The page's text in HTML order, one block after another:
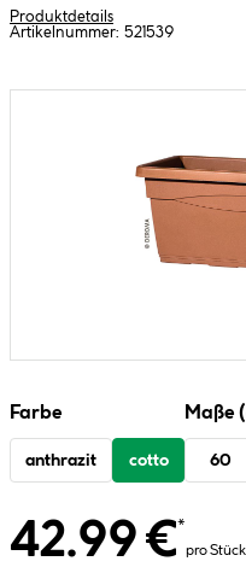
Produktdetails
Artikelnummer: 521539
Farbe
anthrazit cotto
Maße
60
42.99 €*
pro Stück